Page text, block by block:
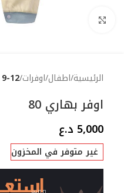
Click to enlarge
الرئيسية اطفال اوفرات 9-12 شهر
اوفر بهاري 80
5,000 د.ع
غير متوفر في المخزون